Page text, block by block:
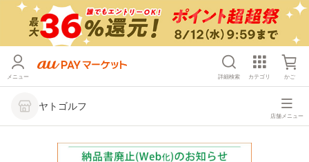
メニュー 詳細検索 カテゴリ かご
ヤトゴルフ
店舗メニュー